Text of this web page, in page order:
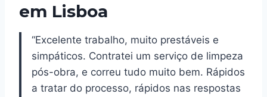
em Lisboa
“Excelente trabalho, muito prestáveis e
simpáticos. Contratei um serviço de limpeza
pós-obra, e correu tudo muito bem. Rápidos
a tratar do processo, rápidos nas respostas